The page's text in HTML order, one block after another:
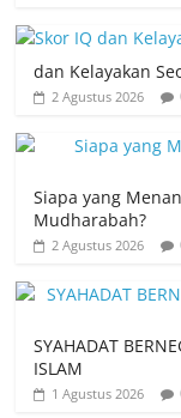
dan Kelayakan
2 Agustus 2026
Siapa yang
Mudharabah?
2 Agustus 2026
SYAHADAT
ISLAM
1 Agustus 2026